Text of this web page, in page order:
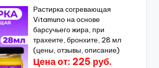
Растирка согревающая
Vitamuno на основе
барсучьего жира, при
трахеите, бронхите, 28 мл
(цены, отзывы, описание)
Цена от: 225 руб.